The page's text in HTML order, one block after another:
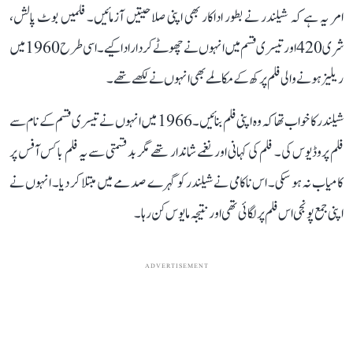
امر یہ ہے کہ شیلندر نے بطور اداکار بھی اپنی صلاحیتیں آزمائیں۔ فلمیں بوٹ پالش،
شری 420 اور تیسری قسم میں انہوں نے چھوٹے کردار ادا کیے۔ اسی طرح 1960 میں
ریلیز ہونے والی فلم پرکھ کے مکالمے بھی انہوں نے لکھے تھے۔
شیلندر کا خواب تھا کہ وہ اپنی فلم بنائیں۔ 1966 میں انہوں نے تیسری قسم کے نام سے
فلم پروڈیوس کی۔ فلم کی کہانی اور نغمے شاندار تھے مگر بدقسمتی سے یہ فلم باکس آفس پر
کامیاب نہ ہو سکی۔ اس ناکامی نے شیلندر کو گہرے صدمے میں مبتلا کر دیا۔ انہوں نے
اپنی جمع پونجی اس فلم پر لگائی تھی اور نتیجہ مایوس کن رہا۔
ADVERTISEMENT